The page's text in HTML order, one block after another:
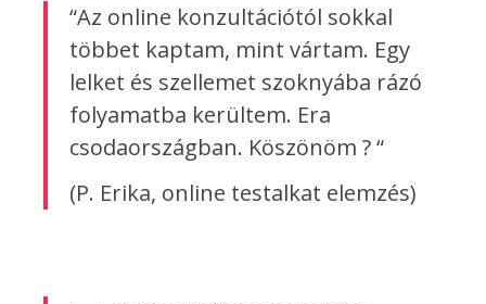
“Az online konzultációtól sokkal
többet kaptam, mint vártam. Egy
lelket és szellemet szoknyába rázó
folyamatba kerültem. Era
csodaországban. Köszönöm ? “
(P. Erika, online testalkat elemzés)